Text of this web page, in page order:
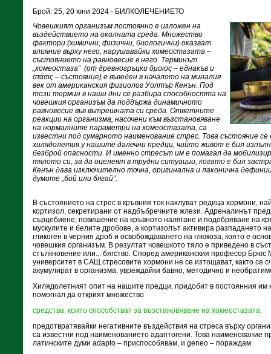
Брой: 25, 20 юни 2024 - БИЛКОЛЕЧЕНИЕТО
Човешкият организъм постоянно е изложен на
въздействието на околната среда. Множество
фактори (химични, физични, биологични) оказват
влияние върху него, нарушавайки хомеостазата –
състоянието на равновесие в него. Терминът
„хомеостаза“ (от древногръцки ὅμοιος – еднакъв и
στάσις – състояние) е въведен в началото на миналия
век от американския физиолог Уолтър Кенън. Под
този термин в наши дни се разбира способността на
човешкия организъм да поддържа динамичното
равновесие във вътрешната си среда. Ответните
реакции на организма, насочени към възстановяване
на нормалните параметри на хомеостазата, са
известни под сумарното наименование стрес. Това състояние
хилядолетия у нашите далечни предци, чийто живот е бил
безброй опасности. И именно стресът им е помагал да
тялото си, за да оцелеят в трудни ситуации, когато е бил
Кенън дава изключително точна, оригинална и лаконична
думите „бий или бягай“.
В състоянието на стрес в кръвния ток нахлуват редица хормони,
кортизол, секретирани от надбъбречните жлези. Адреналинът
сърцебиене, повишение на кръвното налягане и подобряване на
мускулите и белите дробове, а кортизолът активира разпадането
гликоген в черния дроб и освобождаването на глюкоза, която е
човешкия организъм. В резултат човешкото тяло е приведено в
стълкновение или... бягство. Според американския професор Брюс
университет в САЩ стресовите хормони не се изтощават, както се
акумулират в организма, увреждайки бавно, методично и
Хилядолетният опит на нашите предци, придобит в постоянния им
помогнал да открият множество
средства, които способстват за възстановяване на хомеостазата,
предотвратявайки негативните въздействия на стреса върху
са известни под наименованието адаптогени. Това наименование
латинските думи adapto – приспособявам, и geneo – пораждам.